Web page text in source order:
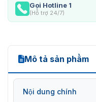
Gọi Hotline 1
(Hỗ trợ 24/7)
Mô tả sản phẩm
Nội dung chính